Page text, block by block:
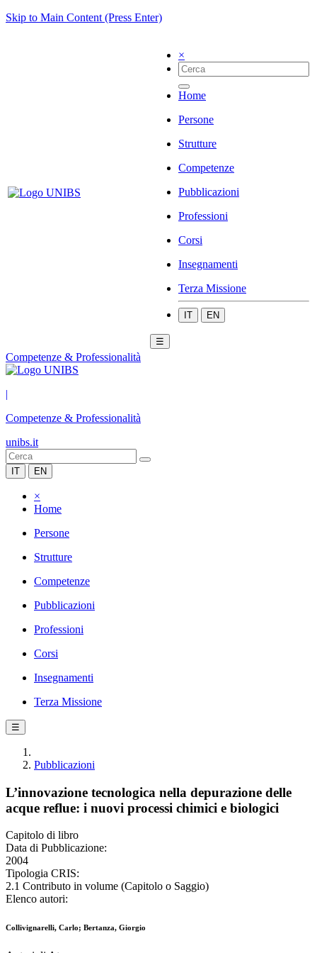
Skip to Main Content (Press Enter)
×
Home
Persone
Strutture
Competenze
Pubblicazioni
Professioni
Corsi
Insegnamenti
Terza Missione
IT EN
☰
Competenze & Professionalità
|
Competenze & Professionalità
unibs.it
IT EN
×
Home
Persone
Strutture
Competenze
Pubblicazioni
Professioni
Corsi
Insegnamenti
Terza Missione
☰
Pubblicazioni
L’innovazione tecnologica nella depurazione delle
acque reflue: i nuovi processi chimici e biologici
Capitolo di libro
Data di Pubblicazione:
2004
Tipologia CRIS:
2.1 Contributo in volume (Capitolo o Saggio)
Elenco autori:
Collivignarelli, Carlo; Bertanza, Giorgio